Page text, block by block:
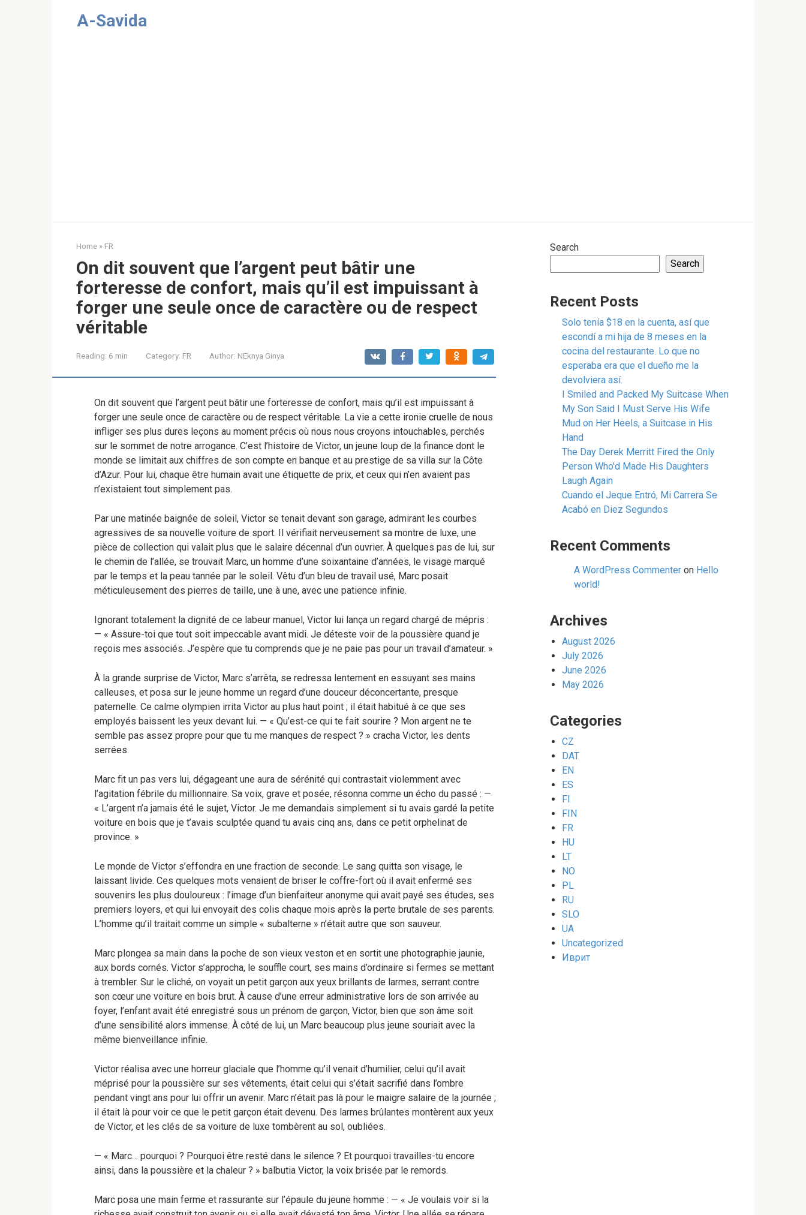
A-Savida
Home » FR
On dit souvent que l’argent peut bâtir une
forteresse de confort, mais qu’il est impuissant à
forger une seule once de caractère ou de respect
véritable
Reading: 6 min Category: FR Author: NEknya Ginya
On dit souvent que l’argent peut bâtir une forteresse de confort, mais qu’il est impuissant à
forger une seule once de caractère ou de respect véritable. La vie a cette ironie cruelle de nous
infliger ses plus dures leçons au moment précis où nous nous croyons intouchables, perchés
sur le sommet de notre arrogance. C’est l’histoire de Victor, un jeune loup de la finance dont le
monde se limitait aux chiffres de son compte en banque et au prestige de sa villa sur la Côte
d’Azur. Pour lui, chaque être humain avait une étiquette de prix, et ceux qui n’en avaient pas
n’existaient tout simplement pas.
Par une matinée baignée de soleil, Victor se tenait devant son garage, admirant les courbes
agressives de sa nouvelle voiture de sport. Il vérifiait nerveusement sa montre de luxe, une
pièce de collection qui valait plus que le salaire décennal d’un ouvrier. À quelques pas de lui, sur
le chemin de l’allée, se trouvait Marc, un homme d’une soixantaine d’années, le visage marqué
par le temps et la peau tannée par le soleil. Vêtu d’un bleu de travail usé, Marc posait
méticuleusement des pierres de taille, une à une, avec une patience infinie.
Ignorant totalement la dignité de ce labeur manuel, Victor lui lança un regard chargé de mépris :
— « Assure-toi que tout soit impeccable avant midi. Je déteste voir de la poussière quand je
reçois mes associés. J’espère que tu comprends que je ne paie pas pour un travail d’amateur. »
À la grande surprise de Victor, Marc s’arrêta, se redressa lentement en essuyant ses mains
calleuses, et posa sur le jeune homme un regard d’une douceur déconcertante, presque
paternelle. Ce calme olympien irrita Victor au plus haut point ; il était habitué à ce que ses
employés baissent les yeux devant lui. — « Qu’est-ce qui te fait sourire ? Mon argent ne te
semble pas assez propre pour que tu me manques de respect ? » cracha Victor, les dents
serrées.
Marc fit un pas vers lui, dégageant une aura de sérénité qui contrastait violemment avec
l’agitation fébrile du millionnaire. Sa voix, grave et posée, résonna comme un écho du passé : —
« L’argent n’a jamais été le sujet, Victor. Je me demandais simplement si tu avais gardé la petite
voiture en bois que je t’avais sculptée quand tu avais cinq ans, dans ce petit orphelinat de
province. »
Le monde de Victor s’effondra en une fraction de seconde. Le sang quitta son visage, le
laissant livide. Ces quelques mots venaient de briser le coffre-fort où il avait enfermé ses
souvenirs les plus douloureux : l’image d’un bienfaiteur anonyme qui avait payé ses études, ses
premiers loyers, et qui lui envoyait des colis chaque mois après la perte brutale de ses parents.
L’homme qu’il traitait comme un simple « subalterne » n’était autre que son sauveur.
Marc plongea sa main dans la poche de son vieux veston et en sortit une photographie jaunie,
aux bords cornés. Victor s’approcha, le souffle court, ses mains d’ordinaire si fermes se mettant
à trembler. Sur le cliché, on voyait un petit garçon aux yeux brillants de larmes, serrant contre
son cœur une voiture en bois brut. À cause d’une erreur administrative lors de son arrivée au
foyer, l’enfant avait été enregistré sous un prénom de garçon, Victor, bien que son âme soit
d’une sensibilité alors immense. À côté de lui, un Marc beaucoup plus jeune souriait avec la
même bienveillance infinie.
Victor réalisa avec une horreur glaciale que l’homme qu’il venait d’humilier, celui qu’il avait
méprisé pour la poussière sur ses vêtements, était celui qui s’était sacrifié dans l’ombre
pendant vingt ans pour lui offrir un avenir. Marc n’était pas là pour le maigre salaire de la journée ;
il était là pour voir ce que le petit garçon était devenu. Des larmes brûlantes montèrent aux yeux
de Victor, et les clés de sa voiture de luxe tombèrent au sol, oubliées.
— « Marc… pourquoi ? Pourquoi être resté dans le silence ? Et pourquoi travailles-tu encore
ainsi, dans la poussière et la chaleur ? » balbutia Victor, la voix brisée par le remords.
Marc posa une main ferme et rassurante sur l’épaule du jeune homme : — « Je voulais voir si la
Search
Search
Recent Posts
Solo tenía $18 en la cuenta, así que
escondí a mi hija de 8 meses en la
cocina del restaurante. Lo que no
esperaba era que el dueño me la
devolviera así.
I Smiled and Packed My Suitcase When
My Son Said I Must Serve His Wife
Mud on Her Heels, a Suitcase in His
Hand
The Day Derek Merritt Fired the Only
Person Who’d Made His Daughters
Laugh Again
Cuando el Jeque Entró, Mi Carrera Se
Acabó en Diez Segundos
Recent Comments
A WordPress Commenter on Hello
world!
Archives
August 2026
July 2026
June 2026
May 2026
Categories
CZ
DAT
EN
ES
FI
FIN
FR
HU
LT
NO
PL
RU
SLO
UA
Uncategorized
Иврит